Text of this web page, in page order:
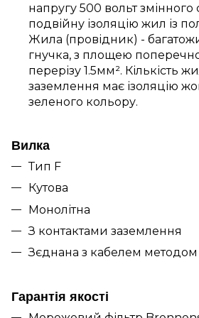
напругу 500 вольт змінного
подвійну ізоляцію жил із
Жила (провідник) -
гнучка, з площею
перерізу 1.5мм². Кількість
заземлення має ізоляцію
зеленого кольору.
Вилка
Тип F
Кутова
Монолітна
З контактами заземлення
Зєднана з кабелем
Гарантія якості